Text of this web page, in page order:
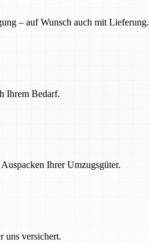
– auf Wunsch auch mit Lieferung.
Ihrem Bedarf.
Ihrer Umzugsgüter.
uns versichert.